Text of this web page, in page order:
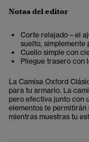
Notas del editor
Corte relajado – el
suelto, simplemente
Cuello simple con
Pliegue trasero con
La Camisa Oxford
para tu armario. La
pero efectiva junto con
elementos te
mientras muestras tu